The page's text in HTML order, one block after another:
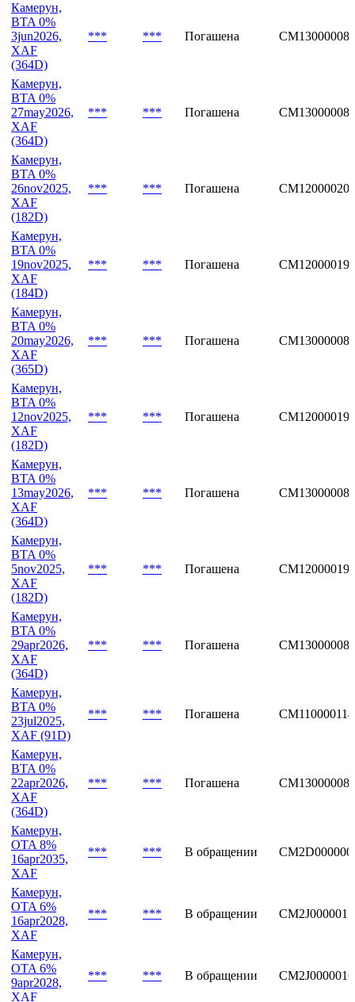
Камерун,
BTA 0%
3jun2026,
XAF
(364D)
*** *** Погашена
Камерун,
BTA 0%
27may2026,
XAF
(364D)
*** *** Погашена
Камерун,
BTA 0%
26nov2025,
XAF
(182D)
*** *** Погашена
Камерун,
BTA 0%
19nov2025,
XAF
(184D)
*** *** Погашена
Камерун,
BTA 0%
20may2026,
XAF
(365D)
*** *** Погашена
Камерун,
BTA 0%
12nov2025,
XAF
(182D)
*** *** Погашена
Камерун,
BTA 0%
13may2026,
XAF
(364D)
*** *** Погашена
Камерун,
BTA 0%
5nov2025,
XAF
(182D)
*** *** Погашена
Камерун,
BTA 0%
29apr2026,
XAF
(364D)
*** *** Погашена
Камерун,
BTA 0%
23jul2025,
XAF (91D)
*** *** Погашена
Камерун,
BTA 0%
22apr2026,
XAF
(364D)
*** *** Погашена
Камерун,
OTA 8%
16apr2035,
XAF
*** *** В обращении
Камерун,
OTA 6%
16apr2028,
XAF
*** *** В обращении
Камерун,
OTA 6%
9apr2028,
XAF
*** *** В обращении